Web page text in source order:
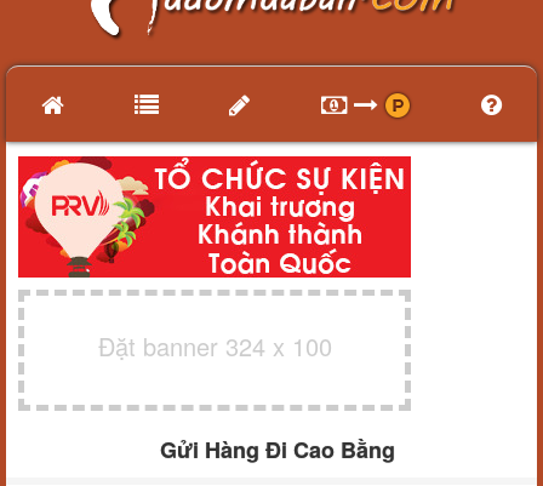
Đặt banner 324 x 100
Gửi Hàng Đi Cao Bằng